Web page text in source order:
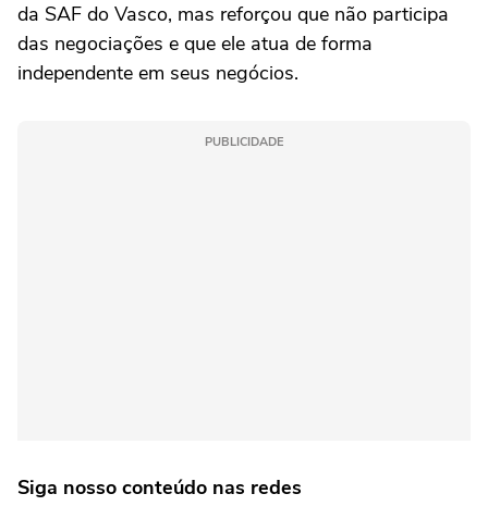
da SAF do Vasco, mas reforçou que não participa
das negociações e que ele atua de forma
independente em seus negócios.
PUBLICIDADE
Siga nosso conteúdo nas redes